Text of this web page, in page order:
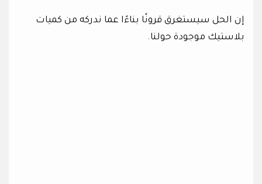
إن الحل سيستغرق قرونًا بناءًا عما ندركه من كميات
بلاستيك موجودة حولنا.